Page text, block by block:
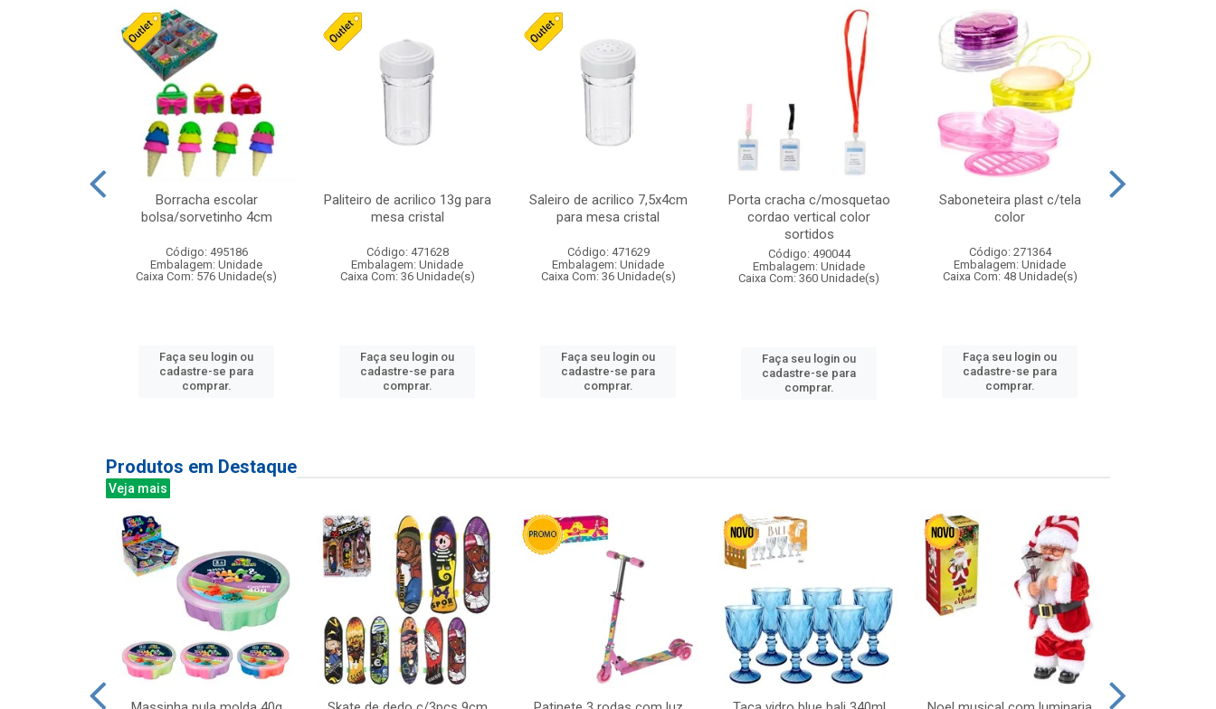
Borracha escolar
bolsa/sorvetinho 4cm
Código: 495186
Embalagem: Unidade
Caixa Com: 576 Unidade(s)
Faça seu login ou
cadastre-se para
comprar.
Paliteiro de acrilico 13g para
mesa cristal
Código: 471628
Embalagem: Unidade
Caixa Com: 36 Unidade(s)
Faça seu login ou
cadastre-se para
comprar.
Saleiro de acrilico 7,5x4cm
para mesa cristal
Código: 471629
Embalagem: Unidade
Caixa Com: 36 Unidade(s)
Faça seu login ou
cadastre-se para
comprar.
Porta cracha c/mosquetao
cordao vertical color
sortidos
Código: 490044
Embalagem: Unidade
Caixa Com: 360 Unidade(s)
Faça seu login ou
cadastre-se para
comprar.
Saboneteira plast c/tela
color
Código: 271364
Embalagem: Unidade
Caixa Com: 48 Unidade(s)
Faça seu login ou
cadastre-se para
comprar.
Produtos em Destaque
Veja mais